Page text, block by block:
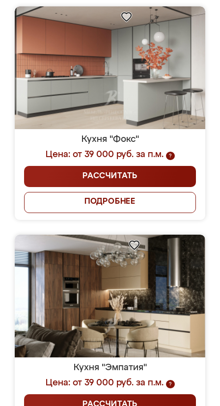
Кухня "Фокс"
Цена: от 39 000 руб. за п.м.
?
РАССЧИТАТЬ
ПОДРОБНЕЕ
Кухня "Эмпатия"
Цена: от 39 000 руб. за п.м.
?